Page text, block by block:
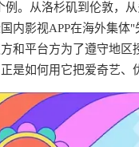
。从洛杉矶到伦敦，
内影视APP在海外集
和平台方为了遵守地
是如何用它把爱奇艺、